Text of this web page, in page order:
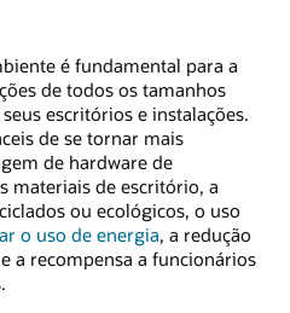
é fundamental para a
de todos os tamanhos
escritórios e instalações.
de se tornar mais
de hardware de
materiais de escritório, a
ou ecológicos, o uso
o uso de energia, a redução
a recompensa a funcionários